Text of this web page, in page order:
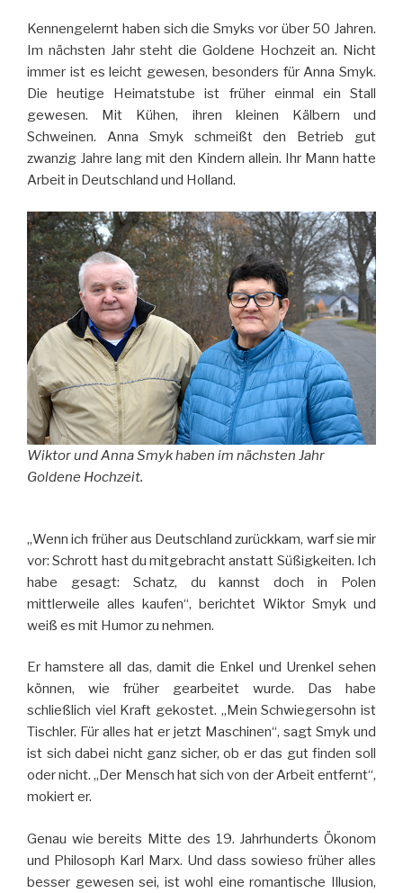
Kennengelernt haben sich die Smyks vor über 50 Jahren.
Im nächsten Jahr steht die Goldene Hochzeit an. Nicht
immer ist es leicht gewesen, besonders für Anna Smyk.
Die heutige Heimatstube ist früher einmal ein Stall
gewesen. Mit Kühen, ihren kleinen Kälbern und
Schweinen. Anna Smyk schmeißt den Betrieb gut
zwanzig Jahre lang mit den Kindern allein. Ihr Mann hatte
Arbeit in Deutschland und Holland.
Wiktor und Anna Smyk haben im nächsten Jahr
Goldene Hochzeit.
„Wenn ich früher aus Deutschland zurückkam, warf sie mir
vor: Schrott hast du mitgebracht anstatt Süßigkeiten. Ich
habe gesagt: Schatz, du kannst doch in Polen
mittlerweile alles kaufen“, berichtet Wiktor Smyk und
weiß es mit Humor zu nehmen.
Er hamstere all das, damit die Enkel und Urenkel sehen
können, wie früher gearbeitet wurde. Das habe
schließlich viel Kraft gekostet. „Mein Schwiegersohn ist
Tischler. Für alles hat er jetzt Maschinen“, sagt Smyk und
ist sich dabei nicht ganz sicher, ob er das gut finden soll
oder nicht. „Der Mensch hat sich von der Arbeit entfernt“,
mokiert er.
Genau wie bereits Mitte des 19. Jahrhunderts Ökonom
und Philosoph Karl Marx. Und dass sowieso früher alles
besser gewesen sei, ist wohl eine romantische Illusion,